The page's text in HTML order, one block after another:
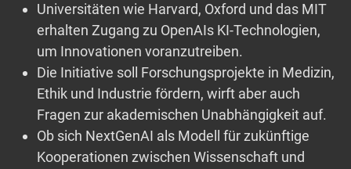
Universitäten wie Harvard, Oxford und das MIT
erhalten Zugang zu OpenAIs KI-Technologien,
um Innovationen voranzutreiben.
Die Initiative soll Forschungsprojekte in Medizin,
Ethik und Industrie fördern, wirft aber auch
Fragen zur akademischen Unabhängigkeit auf.
Ob sich NextGenAI als Modell für zukünftige
Kooperationen zwischen Wissenschaft und